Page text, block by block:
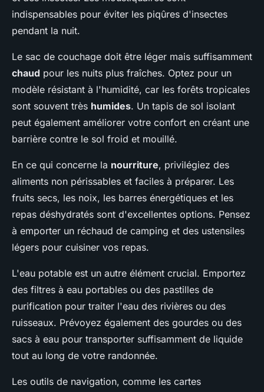
indispensables pour éviter les piqûres d'insectes
pendant la nuit.
Le sac de couchage doit être léger mais suffisamment
chaud pour les nuits plus fraîches. Optez pour un
modèle résistant à l'humidité, car les forêts tropicales
sont souvent très humides. Un tapis de sol isolant
peut également améliorer votre confort en créant une
barrière contre le sol froid et mouillé.
En ce qui concerne la nourriture, privilégiez des
aliments non périssables et faciles à préparer. Les
fruits secs, les noix, les barres énergétiques et les
repas déshydratés sont d'excellentes options. Pensez
à emporter un réchaud de camping et des ustensiles
légers pour cuisiner vos repas.
L'eau potable est un autre élément crucial. Emportez
des filtres à eau portables ou des pastilles de
purification pour traiter l'eau des rivières ou des
ruisseaux. Prévoyez également des gourdes ou des
sacs à eau pour transporter suffisamment de liquide
tout au long de votre randonnée.
Les outils de navigation, comme les cartes